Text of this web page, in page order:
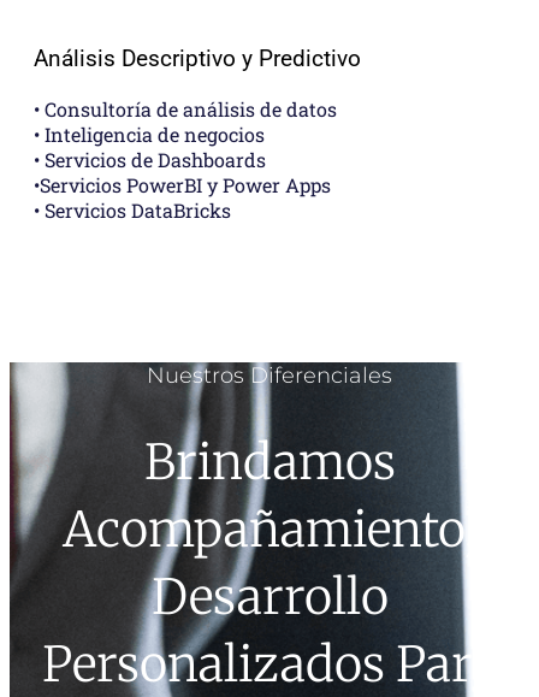
Análisis Descriptivo y Predictivo
• Consultoría de análisis de datos
• Inteligencia de negocios
• Servicios de Dashboards
•Servicios PowerBI y Power Apps
• Servicios DataBricks
Nuestros Diferenciales
Brindamos
Acompañamiento,
Desarrollo
Personalizados Para